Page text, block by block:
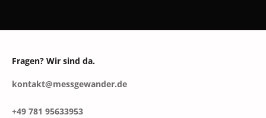
Fragen? Wir sind da.
kontakt@messgewander.de
+49 781 95633953